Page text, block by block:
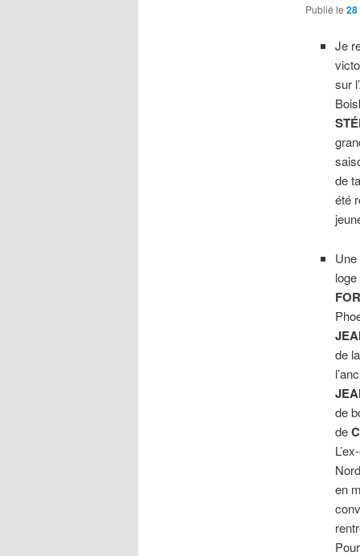
Publié le
Je
sur
de
été
de
de
de
en